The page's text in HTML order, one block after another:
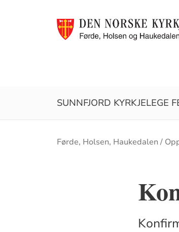
SUNNFJORD KYRKJELEGE
Brødsmulesti
Førde, Holsen, Haukedalen